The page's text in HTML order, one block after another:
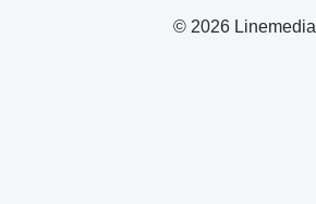
© 2026 Linemedia